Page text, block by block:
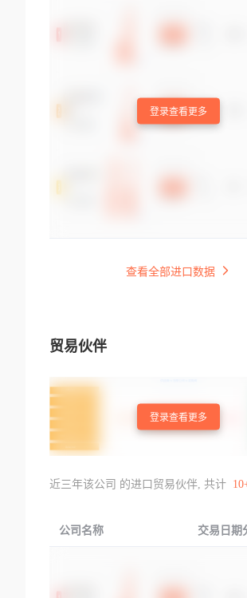
登录查看更多
查看全部进口数据
贸易伙伴
登录查看更多
近三年该公司 的进口贸易伙伴, 共计
公司名称 交易日期